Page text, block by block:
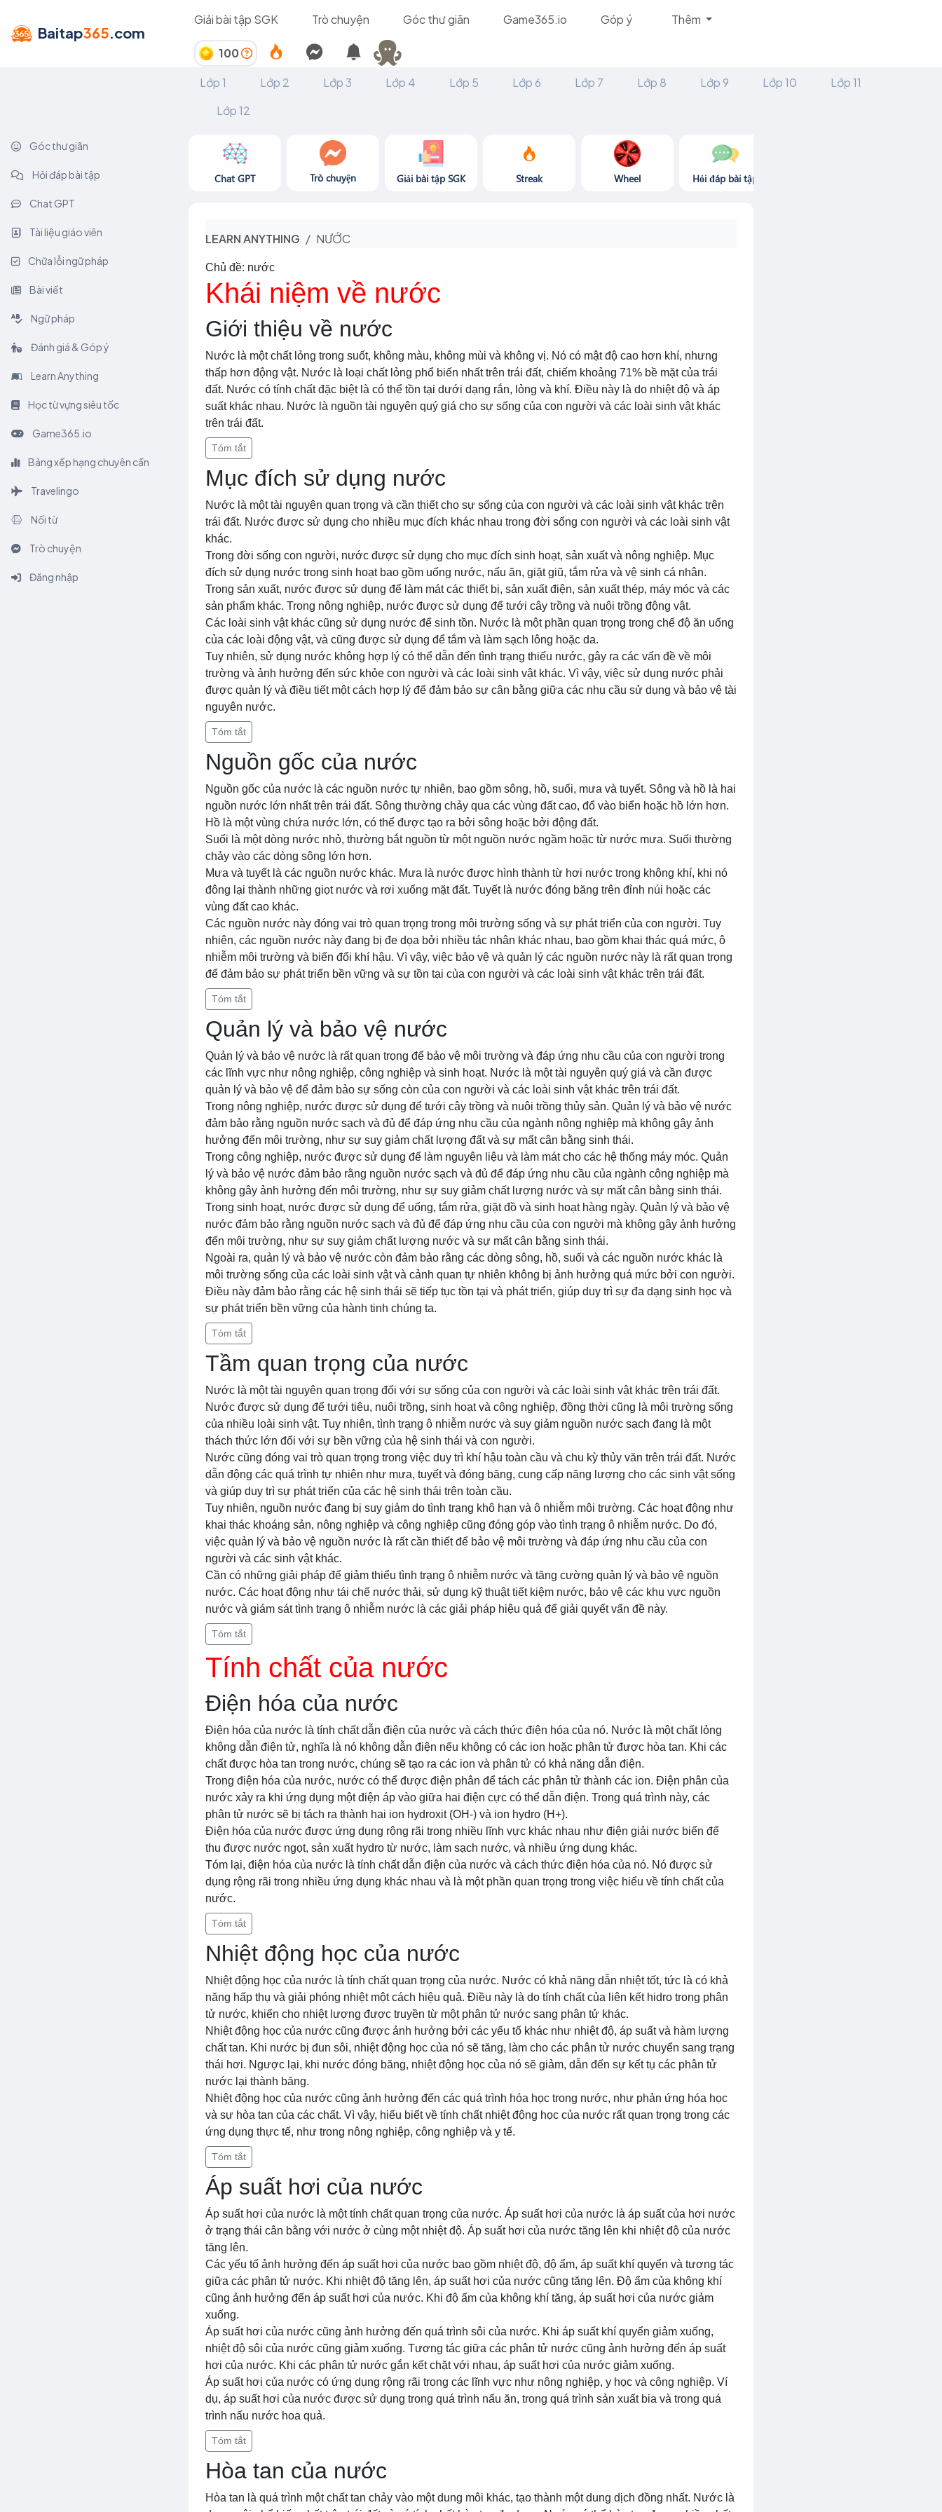
Baitap365.com
Giải bài tập SGK Trò chuyện Góc thư giãn Game365.io Góp ý Thêm
100
Lớp 1
Lớp 2 Lớp 3 Lớp 4 Lớp 5 Lớp 6 Lớp 7 Lớp 8 Lớp 9 Lớp 10
Lớp 11
Lớp 12
Góc thư giãn
Hỏi đáp bài tập
Chat GPT
Tài liệu giáo viên
Chữa lỗi ngữ pháp
Bài viết
Ngữ pháp
Đánh giá & Góp ý
Learn Anything
Học từ vựng siêu tốc
Game365.io
Bảng xếp hạng chuyên cần
Travelingo
Nối từ
Trò chuyện
Đăng nhập
Chat GPT Trò chuyện Giải bài tập SGK Streak Wheel Hỏi đáp bài tập
LEARN ANYTHING NƯỚC
Chủ đề: nước
Khái niệm về nước
Giới thiệu về nước
Nước là một chất lỏng trong suốt, không màu, không mùi và không vị. Nó có mật độ cao hơn khí, nhưng
thấp hơn động vật. Nước là loại chất lỏng phổ biến nhất trên trái đất, chiếm khoảng 71% bề mặt của trái
đất. Nước có tính chất đặc biệt là có thể tồn tại dưới dạng rắn, lỏng và khí. Điều này là do nhiệt độ và áp
suất khác nhau. Nước là nguồn tài nguyên quý giá cho sự sống của con người và các loài sinh vật khác
trên trái đất.
Tóm tắt
Mục đích sử dụng nước
Nước là một tài nguyên quan trọng và cần thiết cho sự sống của con người và các loài sinh vật khác trên
trái đất. Nước được sử dụng cho nhiều mục đích khác nhau trong đời sống con người và các loài sinh vật
khác.
Trong đời sống con người, nước được sử dụng cho mục đích sinh hoạt, sản xuất và nông nghiệp. Mục
đích sử dụng nước trong sinh hoạt bao gồm uống nước, nấu ăn, giặt giũ, tắm rửa và vệ sinh cá nhân.
Trong sản xuất, nước được sử dụng để làm mát các thiết bị, sản xuất điện, sản xuất thép, máy móc và các
sản phẩm khác. Trong nông nghiệp, nước được sử dụng để tưới cây trồng và nuôi trồng động vật.
Các loài sinh vật khác cũng sử dụng nước để sinh tồn. Nước là một phần quan trọng trong chế độ ăn uống
của các loài động vật, và cũng được sử dụng để tắm và làm sạch lông hoặc da.
Tuy nhiên, sử dụng nước không hợp lý có thể dẫn đến tình trạng thiếu nước, gây ra các vấn đề về môi
trường và ảnh hưởng đến sức khỏe con người và các loài sinh vật khác. Vì vậy, việc sử dụng nước phải
được quản lý và điều tiết một cách hợp lý để đảm bảo sự cân bằng giữa các nhu cầu sử dụng và bảo vệ tài
nguyên nước.
Tóm tắt
Nguồn gốc của nước
Nguồn gốc của nước là các nguồn nước tự nhiên, bao gồm sông, hồ, suối, mưa và tuyết. Sông và hồ là hai
nguồn nước lớn nhất trên trái đất. Sông thường chảy qua các vùng đất cao, đổ vào biển hoặc hồ lớn hơn.
Hồ là một vùng chứa nước lớn, có thể được tạo ra bởi sông hoặc bởi động đất.
Suối là một dòng nước nhỏ, thường bắt nguồn từ một nguồn nước ngầm hoặc từ nước mưa. Suối thường
chảy vào các dòng sông lớn hơn.
Mưa và tuyết là các nguồn nước khác. Mưa là nước được hình thành từ hơi nước trong không khí, khi nó
đông lại thành những giọt nước và rơi xuống mặt đất. Tuyết là nước đóng băng trên đỉnh núi hoặc các
vùng đất cao khác.
Các nguồn nước này đóng vai trò quan trọng trong môi trường sống và sự phát triển của con người. Tuy
nhiên, các nguồn nước này đang bị đe dọa bởi nhiều tác nhân khác nhau, bao gồm khai thác quá mức, ô
nhiễm môi trường và biến đổi khí hậu. Vì vậy, việc bảo vệ và quản lý các nguồn nước này là rất quan trọng
để đảm bảo sự phát triển bền vững và sự tồn tại của con người và các loài sinh vật khác trên trái đất.
Tóm tắt
Quản lý và bảo vệ nước
Quản lý và bảo vệ nước là rất quan trọng để bảo vệ môi trường và đáp ứng nhu cầu của con người trong
các lĩnh vực như nông nghiệp, công nghiệp và sinh hoạt. Nước là một tài nguyên quý giá và cần được
quản lý và bảo vệ để đảm bảo sự sống còn của con người và các loài sinh vật khác trên trái đất.
Trong nông nghiệp, nước được sử dụng để tưới cây trồng và nuôi trồng thủy sản. Quản lý và bảo vệ nước
đảm bảo rằng nguồn nước sạch và đủ để đáp ứng nhu cầu của ngành nông nghiệp mà không gây ảnh
hưởng đến môi trường, như sự suy giảm chất lượng đất và sự mất cân bằng sinh thái.
Trong công nghiệp, nước được sử dụng để làm nguyên liệu và làm mát cho các hệ thống máy móc. Quản
lý và bảo vệ nước đảm bảo rằng nguồn nước sạch và đủ để đáp ứng nhu cầu của ngành công nghiệp mà
không gây ảnh hưởng đến môi trường, như sự suy giảm chất lượng nước và sự mất cân bằng sinh thái.
Trong sinh hoạt, nước được sử dụng để uống, tắm rửa, giặt đồ và sinh hoạt hàng ngày. Quản lý và bảo vệ
nước đảm bảo rằng nguồn nước sạch và đủ để đáp ứng nhu cầu của con người mà không gây ảnh hưởng
đến môi trường, như sự suy giảm chất lượng nước và sự mất cân bằng sinh thái.
Ngoài ra, quản lý và bảo vệ nước còn đảm bảo rằng các dòng sông, hồ, suối và các nguồn nước khác là
môi trường sống của các loài sinh vật và cảnh quan tự nhiên không bị ảnh hưởng quá mức bởi con người.
Điều này đảm bảo rằng các hệ sinh thái sẽ tiếp tục tồn tại và phát triển, giúp duy trì sự đa dạng sinh học và
sự phát triển bền vững của hành tinh chúng ta.
Tóm tắt
Tầm quan trọng của nước
Nước là một tài nguyên quan trọng đối với sự sống của con người và các loài sinh vật khác trên trái đất.
Nước được sử dụng để tưới tiêu, nuôi trồng, sinh hoạt và công nghiệp, đồng thời cũng là môi trường sống
của nhiều loài sinh vật. Tuy nhiên, tình trạng ô nhiễm nước và suy giảm nguồn nước sạch đang là một
thách thức lớn đối với sự bền vững của hệ sinh thái và con người.
Nước cũng đóng vai trò quan trọng trong việc duy trì khí hậu toàn cầu và chu kỳ thủy văn trên trái đất. Nước
dẫn động các quá trình tự nhiên như mưa, tuyết và đóng băng, cung cấp năng lượng cho các sinh vật sống
và giúp duy trì sự phát triển của các hệ sinh thái trên toàn cầu.
Tuy nhiên, nguồn nước đang bị suy giảm do tình trạng khô hạn và ô nhiễm môi trường. Các hoạt động như
khai thác khoáng sản, nông nghiệp và công nghiệp cũng đóng góp vào tình trạng ô nhiễm nước. Do đó,
việc quản lý và bảo vệ nguồn nước là rất cần thiết để bảo vệ môi trường và đáp ứng nhu cầu của con
người và các sinh vật khác.
Cần có những giải pháp để giảm thiểu tình trạng ô nhiễm nước và tăng cường quản lý và bảo vệ nguồn
nước. Các hoạt động như tái chế nước thải, sử dụng kỹ thuật tiết kiệm nước, bảo vệ các khu vực nguồn
nước và giám sát tình trạng ô nhiễm nước là các giải pháp hiệu quả để giải quyết vấn đề này.
Tóm tắt
Tính chất của nước
Điện hóa của nước
Điện hóa của nước là tính chất dẫn điện của nước và cách thức điện hóa của nó. Nước là một chất lỏng
không dẫn điện tử, nghĩa là nó không dẫn điện nếu không có các ion hoặc phân tử được hòa tan. Khi các
chất được hòa tan trong nước, chúng sẽ tạo ra các ion và phân tử có khả năng dẫn điện.
Trong điện hóa của nước, nước có thể được điện phân để tách các phân tử thành các ion. Điện phân của
nước xảy ra khi ứng dụng một điện áp vào giữa hai điện cực có thể dẫn điện. Trong quá trình này, các
phân tử nước sẽ bị tách ra thành hai ion hydroxit (OH-) và ion hydro (H+).
Điện hóa của nước được ứng dụng rộng rãi trong nhiều lĩnh vực khác nhau như điện giải nước biển để
thu được nước ngọt, sản xuất hydro từ nước, làm sạch nước, và nhiều ứng dụng khác.
Tóm lại, điện hóa của nước là tính chất dẫn điện của nước và cách thức điện hóa của nó. Nó được sử
dụng rộng rãi trong nhiều ứng dụng khác nhau và là một phần quan trọng trong việc hiểu về tính chất của
nước.
Tóm tắt
Nhiệt động học của nước
Nhiệt động học của nước là tính chất quan trọng của nước. Nước có khả năng dẫn nhiệt tốt, tức là có khả
năng hấp thụ và giải phóng nhiệt một cách hiệu quả. Điều này là do tính chất của liên kết hidro trong phân
tử nước, khiến cho nhiệt lượng được truyền từ một phân tử nước sang phân tử khác.
Nhiệt động học của nước cũng được ảnh hưởng bởi các yếu tố khác như nhiệt độ, áp suất và hàm lượng
chất tan. Khi nước bị đun sôi, nhiệt động học của nó sẽ tăng, làm cho các phân tử nước chuyển sang trạng
thái hơi. Ngược lại, khi nước đóng băng, nhiệt động học của nó sẽ giảm, dẫn đến sự kết tụ các phân tử
nước lại thành băng.
Nhiệt động học của nước cũng ảnh hưởng đến các quá trình hóa học trong nước, như phản ứng hóa học
và sự hòa tan của các chất. Vì vậy, hiểu biết về tính chất nhiệt động học của nước rất quan trọng trong các
ứng dụng thực tế, như trong nông nghiệp, công nghiệp và y tế.
Tóm tắt
Áp suất hơi của nước
Áp suất hơi của nước là một tính chất quan trọng của nước. Áp suất hơi của nước là áp suất của hơi nước
ở trạng thái cân bằng với nước ở cùng một nhiệt độ. Áp suất hơi của nước tăng lên khi nhiệt độ của nước
tăng lên.
Các yếu tố ảnh hưởng đến áp suất hơi của nước bao gồm nhiệt độ, độ ẩm, áp suất khí quyển và tương tác
giữa các phân tử nước. Khi nhiệt độ tăng lên, áp suất hơi của nước cũng tăng lên. Độ ẩm của không khí
cũng ảnh hưởng đến áp suất hơi của nước. Khi độ ẩm của không khí tăng, áp suất hơi của nước giảm
xuống.
Áp suất hơi của nước cũng ảnh hưởng đến quá trình sôi của nước. Khi áp suất khí quyển giảm xuống,
nhiệt độ sôi của nước cũng giảm xuống. Tương tác giữa các phân tử nước cũng ảnh hưởng đến áp suất
hơi của nước. Khi các phân tử nước gắn kết chặt với nhau, áp suất hơi của nước giảm xuống.
Áp suất hơi của nước có ứng dụng rộng rãi trong các lĩnh vực như nông nghiệp, y học và công nghiệp. Ví
dụ, áp suất hơi của nước được sử dụng trong quá trình nấu ăn, trong quá trình sản xuất bia và trong quá
trình nấu nước hoa quả.
Tóm tắt
Hòa tan của nước
Hòa tan là quá trình một chất tan chảy vào một dung môi khác, tạo thành một dung dịch đồng nhất. Nước là